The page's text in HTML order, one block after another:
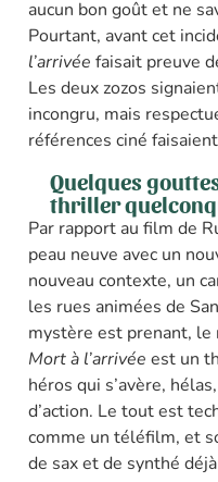
aucun bon goût et ne
Pourtant, avant cet
l’arrivée faisait preuve
Les deux zozos
incongru, mais
références ciné
Quelques
thriller
Par rapport au film de
peau neuve avec un
nouveau contexte, un
les rues animées de
mystère est prenant,
Mort à l’arrivée est un
héros qui s’avère,
d’action. Le tout est
comme un téléfilm, et
de sax et de synthé